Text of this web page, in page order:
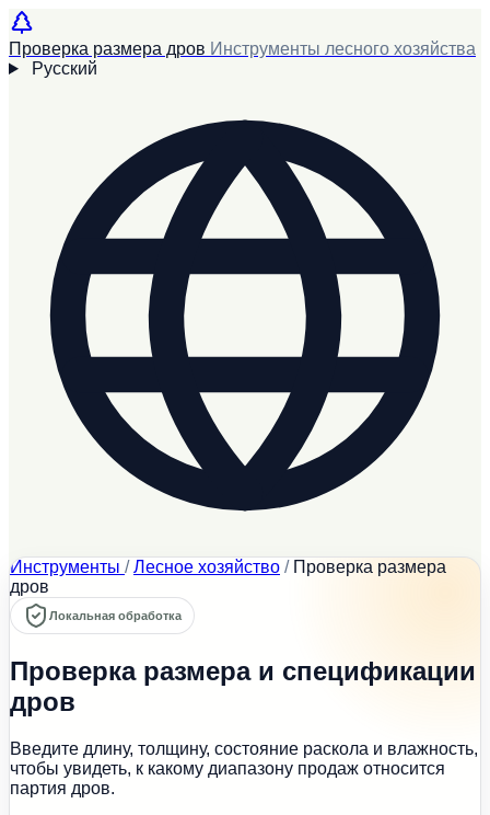
Проверка размера дров Инструменты лесного хозяйства
Русский
Инструменты / Лесное хозяйство / Проверка размера
дров
Локальная обработка
Проверка размера и спецификации
дров
Введите длину, толщину, состояние раскола и влажность,
чтобы увидеть, к какому диапазону продаж относится
партия дров.